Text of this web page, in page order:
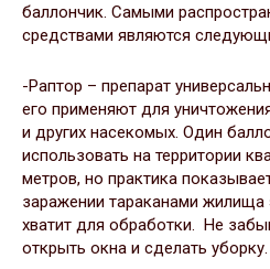
баллончик. Самыми
средствами являются
-Раптор – препарат
его применяют для
и других насекомых. Один
использовать на территории
метров, но практика
заражении тараканами жилища
хватит для обработки. Не
открыть окна и сделать уборку.